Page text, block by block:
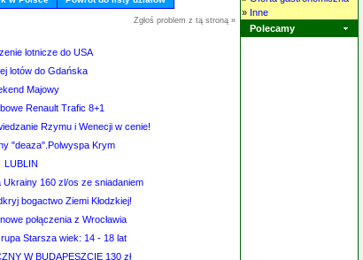
Zgłoś problem z tą stroną »
lotnicze do USA
lotów do Gdańska
Majowy
Renault Trafic 8+1
Rzymu i Wenecji w cenie!
"deaza".Polwyspa Krym
LUBLIN
Ukrainy 160 zl/os ze sniadaniem
bogactwo Ziemi Kłodzkiej!
połączenia z Wrocławia
Starsza wiek: 14 - 18 lat
W BUDAPESZCIE 130 zł
» Inne
Polecamy